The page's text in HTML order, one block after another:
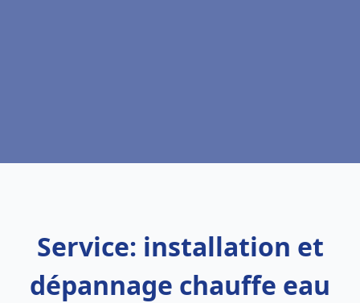
Service: installation et
dépannage chauffe eau